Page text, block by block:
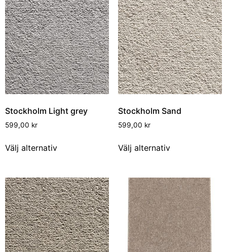
Stockholm Light grey
599,00 kr
Välj alternativ
Stockholm Sand
599,00 kr
Välj alternativ